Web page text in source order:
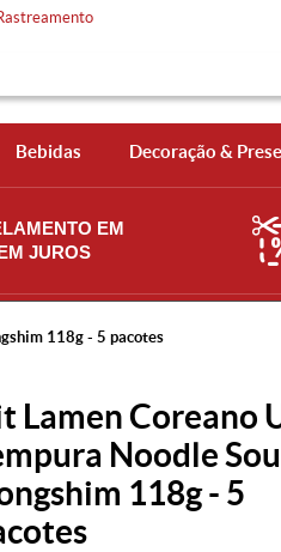
Bebidas Decoração &
EM
JUROS
118g - 5 pacotes
Lamen Coreano
Noodle
118g - 5